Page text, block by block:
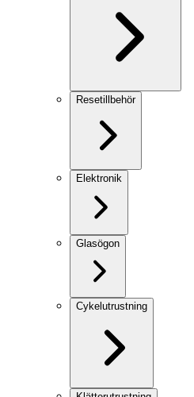
Resetillbehör
Elektronik
Glasögon
Cykelutrustning